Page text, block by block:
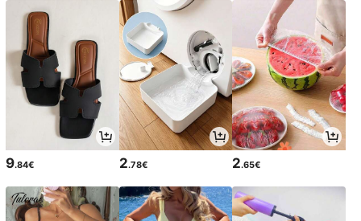
9.84€ 2.78€ 2.65€